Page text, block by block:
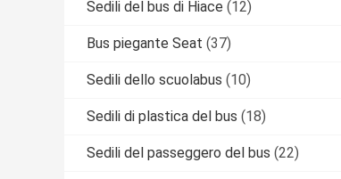
Sedili del bus di Hiace (12)
Bus piegante Seat (37)
Sedili dello scuolabus (10)
Sedili di plastica del bus (18)
Sedili del passeggero del bus (22)